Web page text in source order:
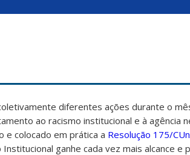
diferentes ações durante o
ao racismo institucional e à agência
colocado em prática a Resolução 175/
ganhe cada vez mais alcance e